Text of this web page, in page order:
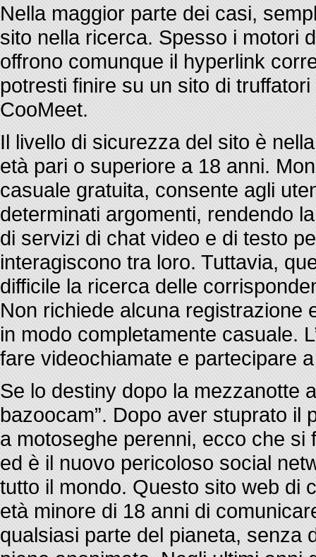
Nella maggior parte dei casi,
sito nella ricerca. Spesso i motori
offrono comunque il hyperlink
potresti finire su un sito di
CooMeet.
Il livello di sicurezza del sito è
età pari o superiore a 18 anni.
casuale gratuita, consente agli
determinati argomenti, rendendo
di servizi di chat video e di testo
interagiscono tra loro. Tuttavia,
difficile la ricerca delle
Non richiede alcuna registrazione
in modo completamente casuale.
fare videochiamate e partecipare
Se lo destiny dopo la mezzanotte
bazoocam”. Dopo aver stuprato il
a motoseghe perenni, ecco che
ed è il nuovo pericoloso social
tutto il mondo. Questo sito web di
età minore di 18 anni di
qualsiasi parte del pianeta, senza